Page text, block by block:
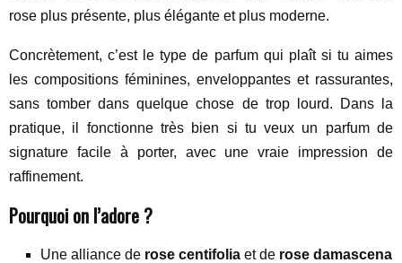
rose plus présente, plus élégante et plus moderne.
Concrètement, c’est le type de parfum qui plaît si tu aimes
les compositions féminines, enveloppantes et rassurantes,
sans tomber dans quelque chose de trop lourd. Dans la
pratique, il fonctionne très bien si tu veux un parfum de
signature facile à porter, avec une vraie impression de
raffinement.
Pourquoi on l’adore ?
Une alliance de rose centifolia et de rose damascena